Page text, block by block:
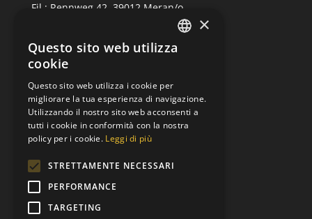
Fil.: Rennweg 42, 39012 Meran/o
IBAN: IT39C0811258591000303200680
SWIFT-BIC: RZSBIT21101
Distrikt 108TA1
Clubcode: 21064
omologato il 12-03-1957
Charternight il 19-10-1957
Club padrino: Bolzano Bozen Host
×
Questo sito web utilizza
cookie
Questo sito web utilizza i cookie per
migliorare la tua esperienza di navigazione.
Utilizzando il nostro sito web acconsenti a
tutti i cookie in conformità con la nostra
policy per i cookie. Leggi di più
STRETTAMENTE NECESSARI
PERFORMANCE
TARGETING